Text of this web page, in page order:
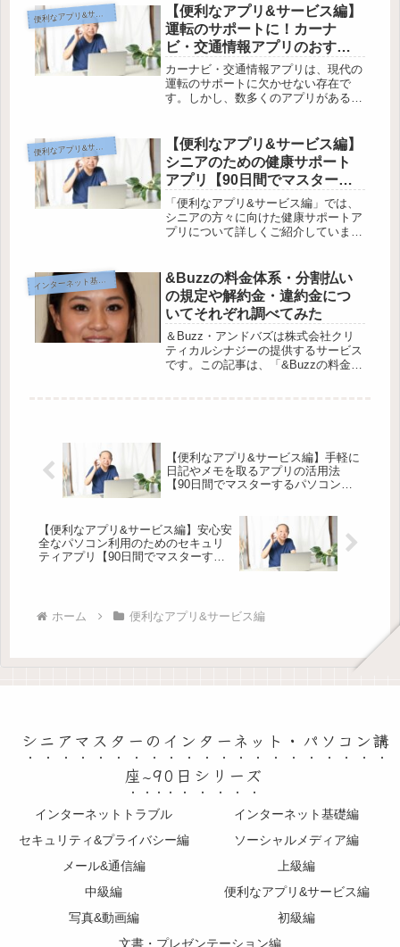
ってしまう方も多いのではないでしょ
うか。そこでこの記事では、初心者や
高齢...
便利なアプリ&サービス編
【便利なアプリ&サービス編】
運転のサポートに！カーナ
ビ・交通情報アプリのおすす
め【90日間でマスターするパ
ソコン講座】
カーナビ・交通情報アプリは、現代の
運転のサポートに欠かせない存在で
す。しかし、数多くのアプリがあるた
は、カーナビ・交通情報アプリの選び
方やおすすめのアプリを紹介していま
す。G...
便利なアプリ&サービス編
【便利なアプリ&サービス編】
シニアのための健康サポート
アプリ【90日間でマスターす
るパソコン講座】
「便利なアプリ&サービス編」では、
シニアの方々に向けた健康サポートア
プリについて詳しくご紹介していま
けの健康アプリにはどのような種類が
あるのでしょうか？そして、それらの
アプ...
イ
ンターネット基礎編
&Buzzの料金体系・分割払い
の規定や解約金・違約金につ
いてそれぞれ調べてみた
＆Buzz・アンドバズは株式会社クリ
ティカルシナジーの提供するサービス
です。この記事は、「&Buzzの料金体
【便利なアプリ&サービス編】手軽に
日記やメモを取るアプリの活用法
【90日間でマスターするパソコン講
【便利なアプリ&サービス編】安心安
全なパソコン利用のためのセキュリ
ティアプリ【90日間でマスターする
ホーム 便利なアプリ&サービス編
シニアマスターのインターネット・パソコン講
座~90日シリーズ
インターネットトラブル
インターネット基礎編
セキュリティ&プライバシー編
ソーシャルメディア編
メール&通信編
上級編
中級編
便利なアプリ&サービス編
写真&動画編
初級編
文書・プレゼンテーション編